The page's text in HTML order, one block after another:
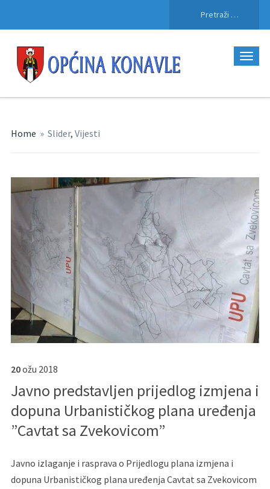
Home » Slider, Vijesti
20ožu 2018
Javno predstavljen prijedlog izmjena i
dopuna Urbanističkog plana uređenja
”Cavtat sa Zvekovicom”
Javno izlaganje i rasprava o Prijedlogu plana izmjena i
dopuna Urbanističkog plana uređenja Cavtat sa Zvekovicom